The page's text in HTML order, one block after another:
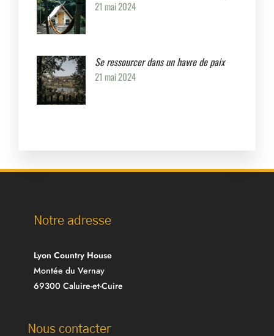
21 mai 2024
Se ressourcer dans un havre de paix
21 mai 2024
Notre adresse
Lyon Country House
Montée du Vernay
69300 Caluire-et-Cuire
Nous contacter